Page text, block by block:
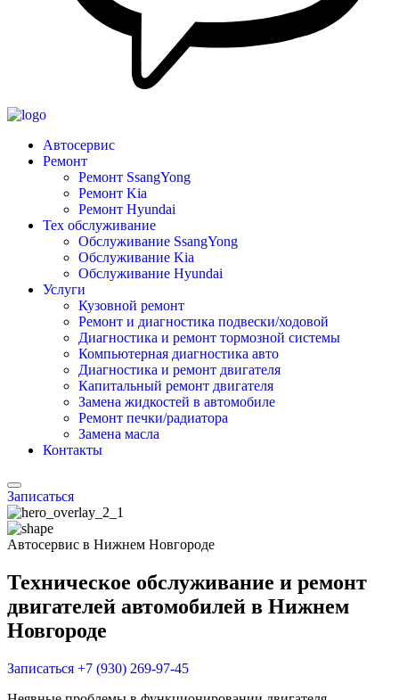
Автосервис
Ремонт
Ремонт SsangYong
Ремонт Kia
Ремонт Hyundai
Тех обслуживание
Обслуживание SsangYong
Обслуживание Kia
Обслуживание Hyundai
Услуги
Кузовной ремонт
Ремонт и диагностика подвески/ходовой
Диагностика и ремонт тормозной системы
Компьютерная диагностика авто
Диагностика и ремонт двигателя
Капитальный ремонт двигателя
Замена жидкостей в автомобиле
Ремонт печки/радиатора
Замена масла
Контакты
Записаться
Автосервис в Нижнем Новгороде
Техническое обслуживание и ремонт
двигателей автомобилей в Нижнем
Новгороде
Записаться +7 (930) 269-97-45